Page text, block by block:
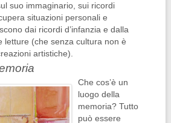
suo immaginario, sui ricordi
situazioni personali e
dai ricordi d’infanzia e dalla
letture (che senza cultura non è
artistiche).
Che cos’è un
luogo della
memoria? Tutto
può essere